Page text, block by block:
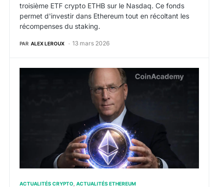
troisième ETF crypto ETHB sur le Nasdaq. Ce fonds
permet d'investir dans Ethereum tout en récoltant les
récompenses du staking.
PAR ALEX LEROUX 13 mars 2026
ETH : BlackRock lance ETHB, son premier ETF
ACTUALITÉS CRYPTO ACTUALITÉS ETHEREUM